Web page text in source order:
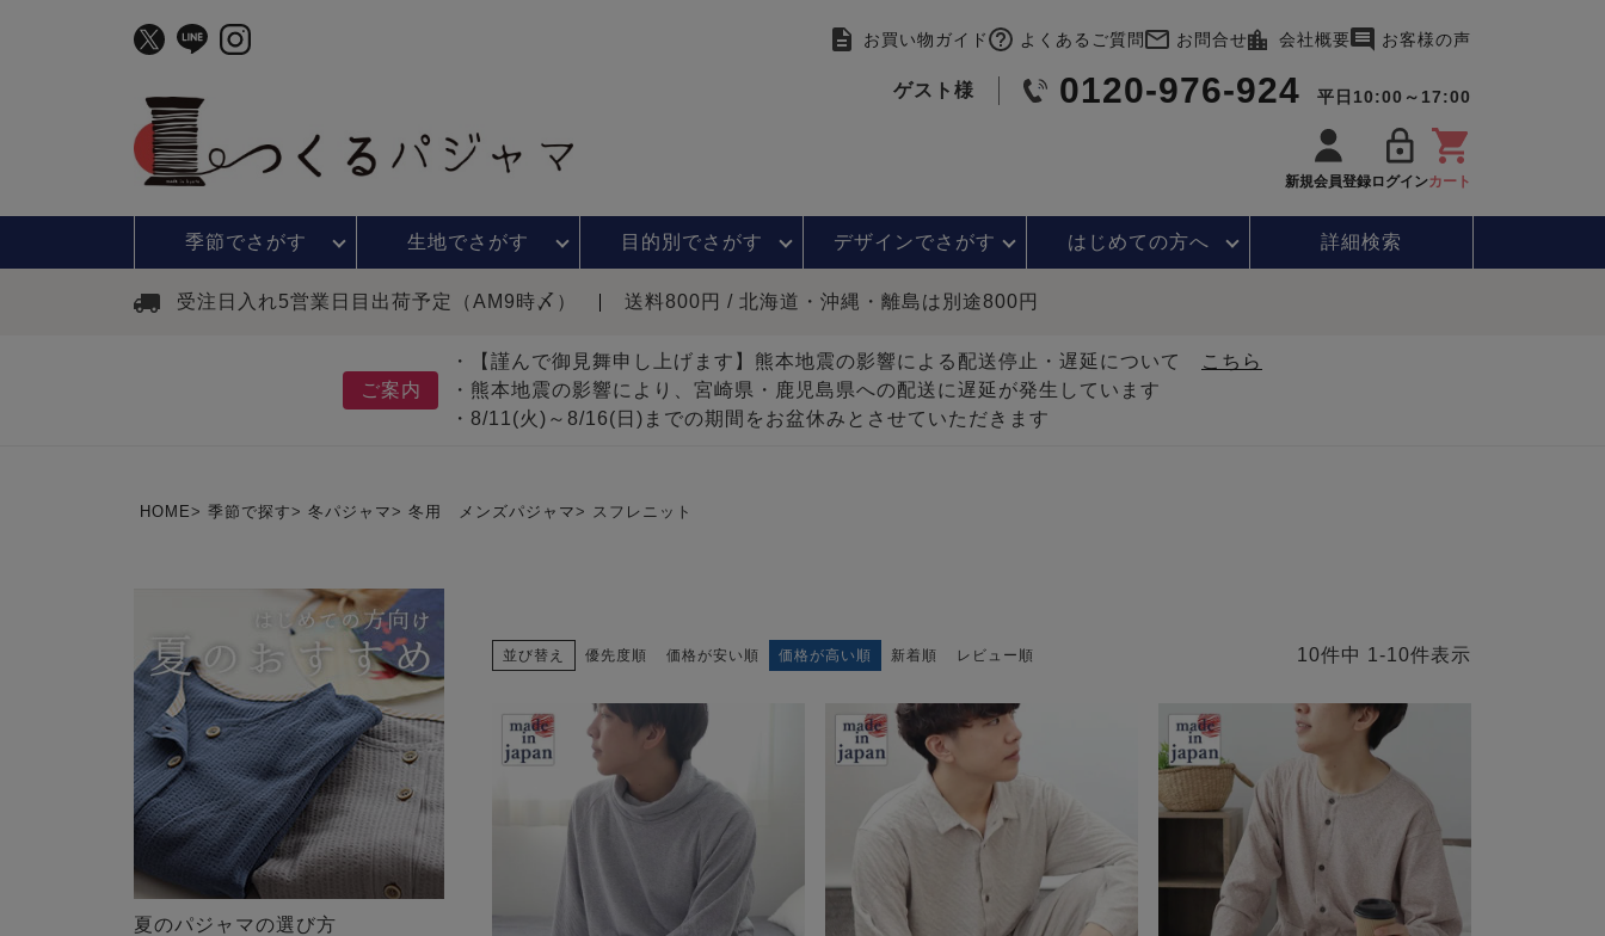
お買い物ガイド よくあるご質問 お問合せ 会社概要 お客様の声
ゲスト様 0120-976-924 平日10:00～17:00
新規会員登録ログインカート
季節でさがす 生地でさがす 目的別でさがす デザインでさがす はじめての方へ 詳細検索
受注日入れ5営業日目出荷予定（AM9時〆） 送料800円 / 北海道・沖縄・離島は別途800円
ご案内
・【謹んで御見舞申し上げます】熊本地震の影響による配送停止・遅延について
こちら
・熊本地震の影響により、宮崎県・鹿児島県への配送に遅延が発生しています
・8/11(火)～8/16(日)までの期間をお盆休みとさせていただきます
HOME 季節で探す 冬パジャマ 冬用 メンズパジャマ スフレニット
夏のパジャマの選び方
並び替え 優先度順 価格が安い順 価格が高い順 新着順 レビュー順 10件中 1 -10件表示